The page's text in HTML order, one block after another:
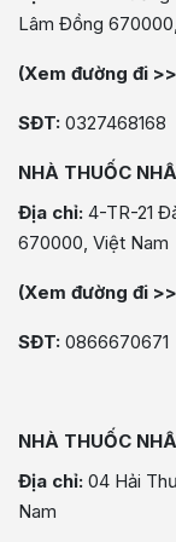
Lâm Đồng
(Xem đường đi
SĐT: 0327468168
NHÀ THUỐC
Địa chỉ: 4-TR-21
670000, Việt Nam
(Xem đường đi
SĐT: 0866670671
NHÀ THUỐC
Địa chỉ: 04 Hải
Nam